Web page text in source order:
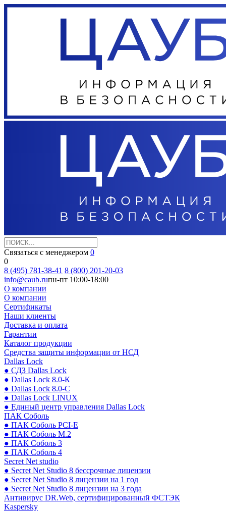
Связаться с менеджером 0
0
8 (495) 781-38-41 8 (800) 201-20-03
info@caub.ruпн-пт 10:00-18:00
О компании
О компании
Сертификаты
Наши клиенты
Доставка и оплата
Гарантии
Каталог продукции
Средства защиты информации от НСД
Dallas Lock
● СДЗ Dallas Lock
● Dallas Lock 8.0-К
● Dallas Lock 8.0-С
● Dallas Lock LINUX
● Единый центр управления Dallas Lock
ПАК Соболь
● ПАК Соболь PCI-E
● ПАК Соболь М.2
● ПАК Соболь 3
● ПАК Соболь 4
Secret Net studio
● Secret Net Studio 8 бессрочные лицензии
● Secret Net Studio 8 лицензии на 1 год
● Secret Net Studio 8 лицензии на 3 года
Антивирус DR.Web, сертифицированный ФСТЭК
Kaspersky